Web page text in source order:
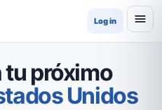
Log in
tu próximo
Unidos